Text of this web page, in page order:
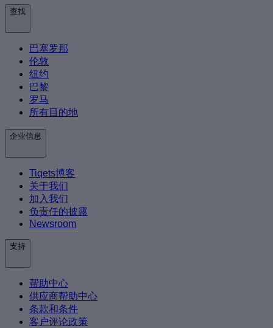
查找
巴塞罗那
伦敦
纽约
巴黎
罗马
所有目的地
企业信息
Tiqets博客
关于我们
加入我们
负责任的披露
Newsroom
支持
帮助中心
供应商帮助中心
条款和条件
客户评论政策